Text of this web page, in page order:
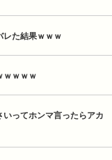
レた結果ｗｗｗ
ｗｗｗｗ
いってホンマ言ったらアカ